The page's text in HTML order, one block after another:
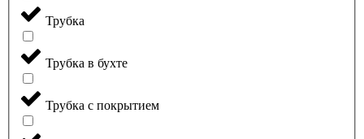
Трубка
Трубка в бухте
Трубка с покрытием